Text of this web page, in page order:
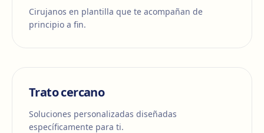
Cirujanos en plantilla que te acompañan de
principio a fin.
Trato cercano
Soluciones personalizadas diseñadas
específicamente para ti.